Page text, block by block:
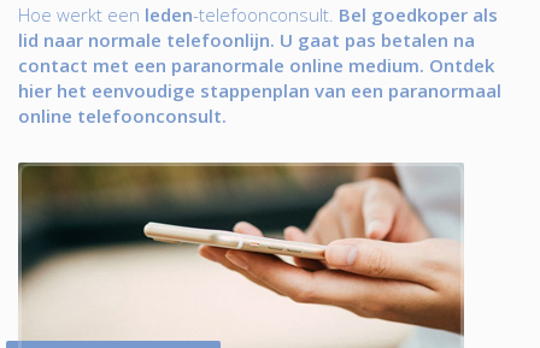
Hoe werkt een leden-telefoonconsult. Bel goedkoper als
lid naar normale telefoonlijn. U gaat pas betalen na
contact met een paranormale online medium. Ontdek
hier het eenvoudige stappenplan van een paranormaal
online telefoonconsult.